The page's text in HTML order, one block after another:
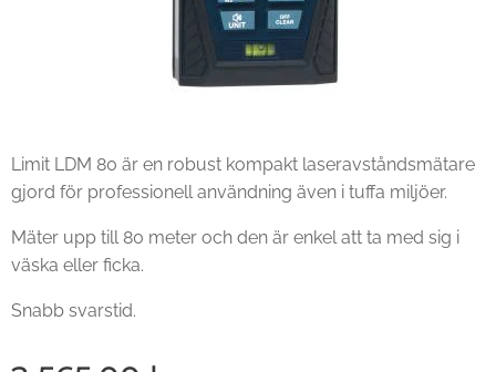
Limit LDM 80 är en robust kompakt laseravståndsmätare
gjord för professionell användning även i tuffa miljöer.
Mäter upp till 80 meter och den är enkel att ta med sig i
väska eller ficka.
Snabb svarstid.